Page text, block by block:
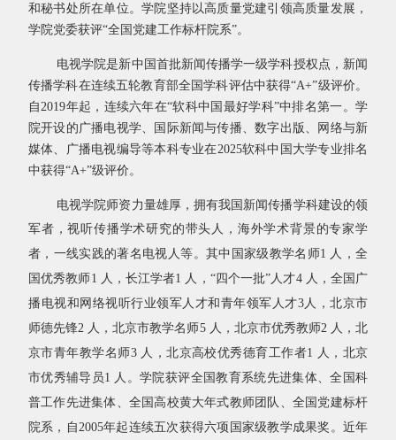
和秘书处所在单位。学院坚持以高质量党建引领高质量发展，
学院党委获评“全国党建工作标杆院系”。
电视学院是新中国首批新闻传播学一级学科授权点，新闻
传播学科在连续五轮教育部全国学科评估中获得“A+”级评价。
自2019年起，连续六年在“软科中国最好学科”中排名第一。学
院开设的广播电视学、国际新闻与传播、数字出版、网络与新
媒体、广播电视编导等本科专业在2025软科中国大学专业排名
中获得“A+”级评价。
电视学院师资力量雄厚，拥有我国新闻传播学科建设的领
军者，视听传播学术研究的带头人，海外学术背景的专家学
者，一线实践的著名电视人等。其中国家级教学名师1 人，全
国优秀教师 1 人，长江学者1 人，“四个一批”人才4 人，全国广
播电视和网络视听行业领军人才和青年领军人才3人，北京市
师德先锋2 人，北京市教学名师5 人，北京市优秀教师2 人，北
京市青年教学名师3 人，北京高校优秀德育工作者1 人，北京
市优秀辅导员1 人。学院获评全国教育系统先进集体、全国科
普工作先进集体、全国高校黄大年式教师团队、全国党建标杆
院系，自2005年起连续五次获得六项国家级教学成果奖。近年